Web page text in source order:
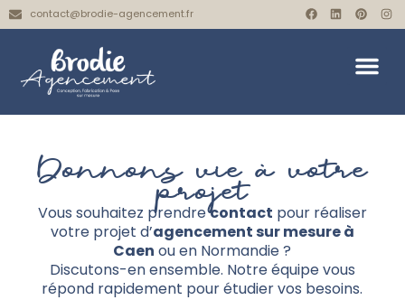
contact@brodie-agencement.fr
Donnons vie à votre
projet
Vous souhaitez prendrecontact pour réaliser
votre projet d’agencement sur mesure à
Caen ou en Normandie ?
Discutons-en ensemble. Notre équipe vous
répond rapidement pour étudier vos besoins.